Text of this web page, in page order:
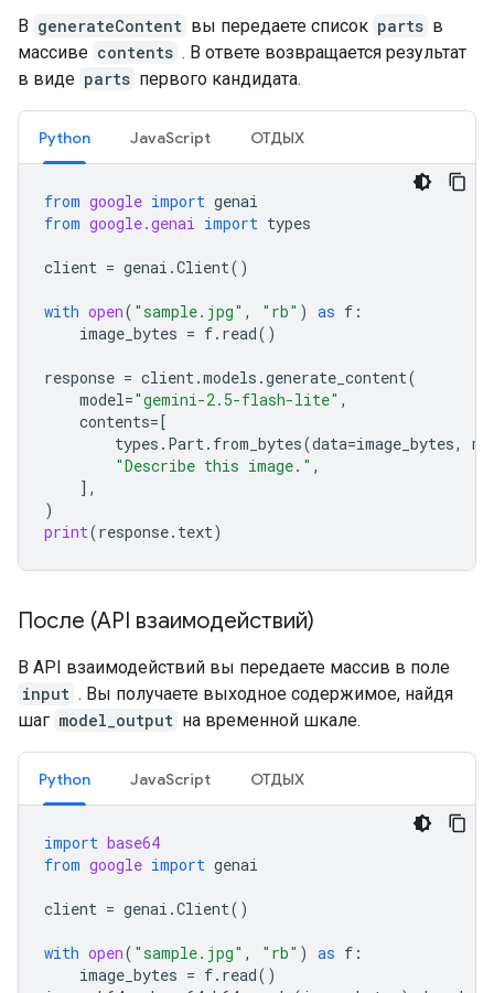
В generateContent вы передаете список parts в
массиве contents . В ответе возвращается результат
в виде parts первого кандидата.
Python JavaScript ОТДЫХ
from google import genai
from google.genai import types
client = genai .Client()
with open( "sample.jpg" , "rb" ) as f :
image_bytes = f. read()
response = client.models .generate_content(
model="gemini-2.5-flash-lite" ,
contents=[
types . Part. from_bytes(data=image_bytes,
"Describe this image." ,
],
)
print(response. text)
После (API взаимодействий)
В API взаимодействий вы передаете массив в поле
input . Вы получаете выходное содержимое, найдя
шаг model_output на временной шкале.
Python JavaScript ОТДЫХ
import base64
from google import genai
client = genai .Client()
with open( "sample.jpg" , "rb" ) as f :
image_bytes = f. read()